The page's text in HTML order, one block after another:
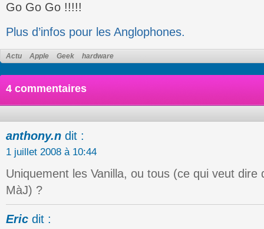
Go Go Go !!!!!
Plus d’infos pour les Anglophones.
Actu Apple Geek hardware
4 commentaires
anthony.n dit :
1 juillet 2008 à 10:44
Uniquement les Vanilla, ou tous (ce qui veut dire
MàJ) ?
Eric dit :